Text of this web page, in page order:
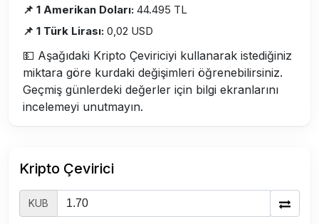
📌 1 Amerikan Doları: 44.495 TL
📌 1 Türk Lirası: 0,02 USD
💵 Aşağıdaki Kripto Çeviriciyi kullanarak istediğiniz
miktara göre kurdaki değişimleri öğrenebilirsiniz.
Geçmiş günlerdeki değerler için bilgi ekranlarını
incelemeyi unutmayın.
Kripto Çevirici
KUB